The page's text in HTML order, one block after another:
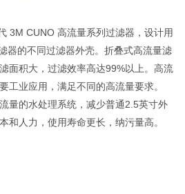
3M CUNO 高流量系列过滤器，设计用
器的不同过滤器外壳。折叠式高流量滤
面积大，过滤效率高达99%以上。高流
工业应用，满足不同的高流量要求。
量的水处理系统，减少普通2.5英寸外
和人力，使用寿命更长，纳污量高。